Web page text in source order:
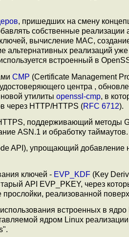
, пришедших на смену
собственные реализации
вычисление MAC,
альтернативных реализаций
встроенный в
CMP (Certificate Management
центра ,
утилиты openssl-cmp, в
через HTTP/HTTPS (RFC 6712).
поддерживающий методы
ASN.1 и обработку таймаутов.
API), упрощающий добавление
ключей - EVP_KDF (Key
API EVP_PKEY, через
реализованной
встроенных в
ядром Linux